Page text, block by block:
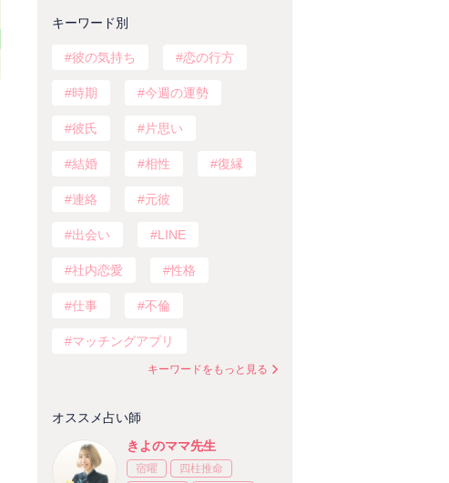
キーワード別
彼の気持ち 恋の行方
時期 今週の運勢
彼氏 片思い
結婚 相性 復縁
連絡 元彼
出会い LINE
社内恋愛 性格
仕事 不倫
マッチングアプリ
キーワードをもっと見る
オススメ占い師
きよのママ先生
宿曜
四柱推命